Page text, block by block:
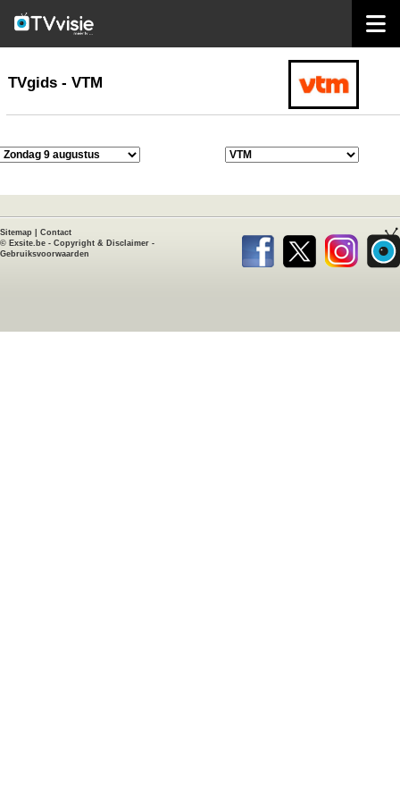
TVgids
TVgids - VTM
Sitemap
Contact
© Exsite.be - Copyright & Disclaimer -
Gebruiksvoorwaarden